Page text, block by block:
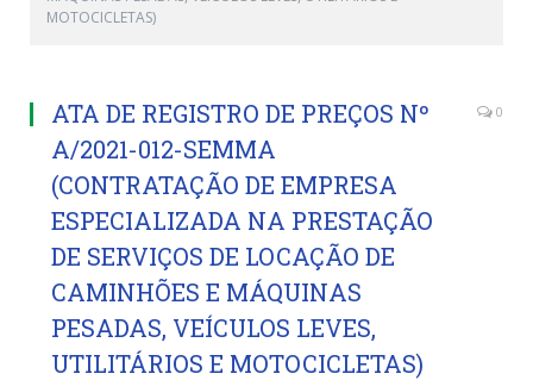
MOTOCICLETAS)
ATA DE REGISTRO DE PREÇOS Nº
A/2021-012-SEMMA
(CONTRATAÇÃO DE EMPRESA
ESPECIALIZADA NA PRESTAÇÃO
DE SERVIÇOS DE LOCAÇÃO DE
CAMINHÕES E MÁQUINAS
PESADAS, VEÍCULOS LEVES,
UTILITÁRIOS E MOTOCICLETAS)
0